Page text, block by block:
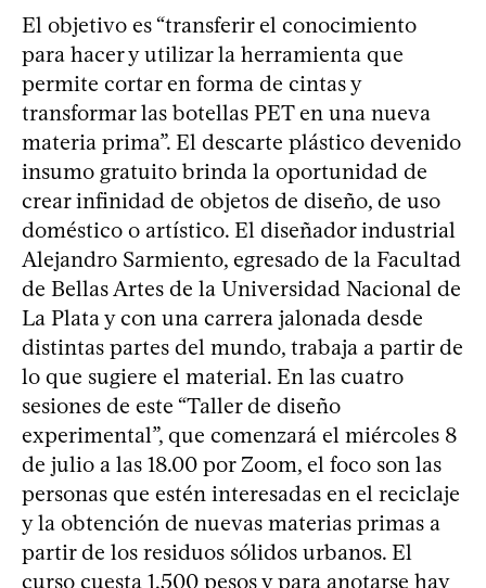
El objetivo es “transferir el conocimiento
para hacer y utilizar la herramienta que
permite cortar en forma de cintas y
transformar las botellas PET en una nueva
materia prima”. El descarte plástico devenido
insumo gratuito brinda la oportunidad de
crear infinidad de objetos de diseño, de uso
doméstico o artístico. El diseñador industrial
Alejandro Sarmiento, egresado de la Facultad
de Bellas Artes de la Universidad Nacional de
La Plata y con una carrera jalonada desde
distintas partes del mundo, trabaja a partir de
lo que sugiere el material. En las cuatro
sesiones de este “Taller de diseño
experimental”, que comenzará el miércoles 8
de julio a las 18.00 por Zoom, el foco son las
personas que estén interesadas en el reciclaje
y la obtención de nuevas materias primas a
partir de los residuos sólidos urbanos. El
curso cuesta 1.500 pesos y para anotarse hay